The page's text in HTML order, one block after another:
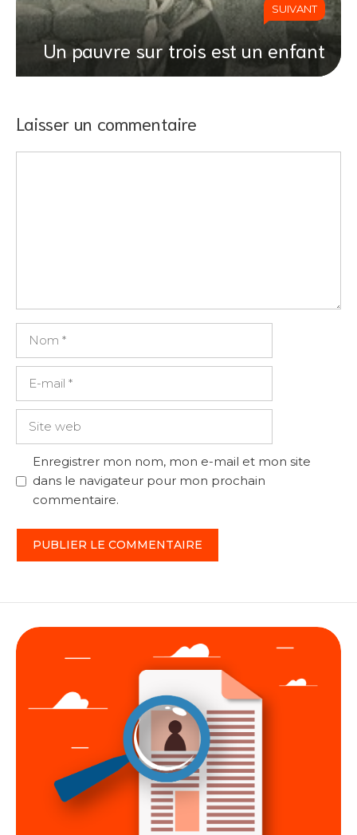
SUIVANT
Un pauvre sur trois est un enfant
Laisser un commentaire
Enregistrer mon nom, mon e-mail et mon site
dans le navigateur pour mon prochain
commentaire.